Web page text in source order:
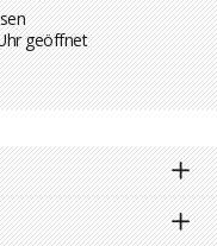
geöffnet